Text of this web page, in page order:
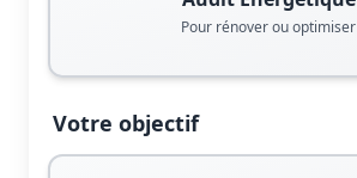
Pour rénover ou optimiser
Votre objectif